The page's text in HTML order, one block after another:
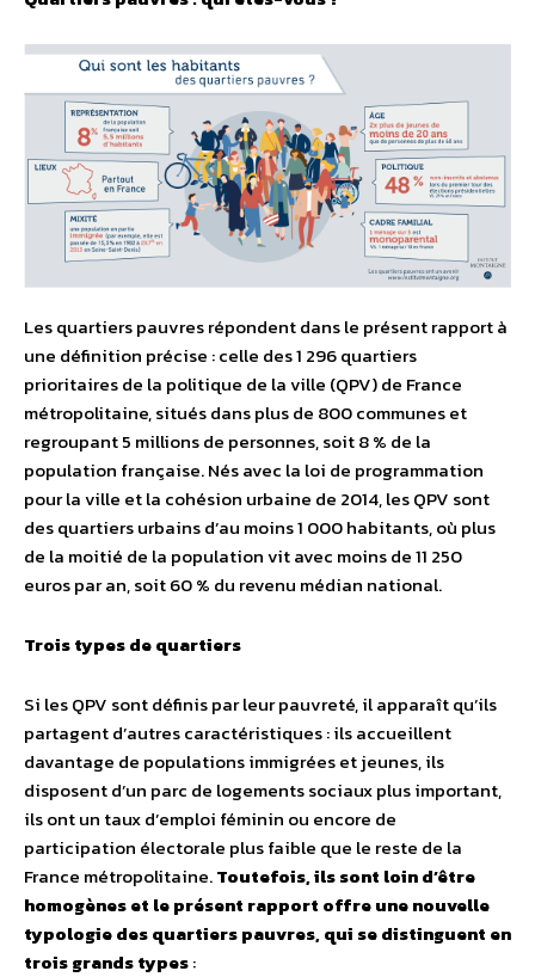
Les quartiers pauvres répondent dans le présent rapport à
une définition précise : celle des 1 296 quartiers
prioritaires de la politique de la ville (QPV) de France
métropolitaine, situés dans plus de 800 communes et
regroupant 5 millions de personnes, soit 8 % de la
population française. Nés avec la loi de programmation
pour la ville et la cohésion urbaine de 2014, les QPV sont
des quartiers urbains d’au moins 1 000 habitants, où plus
de la moitié de la population vit avec moins de 11 250
euros par an, soit 60 % du revenu médian national.
Trois types de quartiers
Si les QPV sont définis par leur pauvreté, il apparaît qu’ils
partagent d’autres caractéristiques : ils accueillent
davantage de populations immigrées et jeunes, ils
disposent d’un parc de logements sociaux plus important,
ils ont un taux d’emploi féminin ou encore de
participation électorale plus faible que le reste de la
France métropolitaine.Toutefois, ils sont loin d’être
homogènes et le présent rapport offre une nouvelle
typologie des quartiers pauvres, qui se distinguent en
trois grands types: